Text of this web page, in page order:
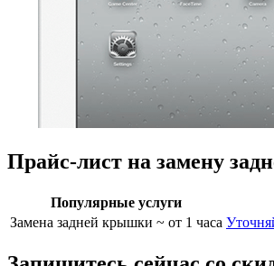
Прайс-лист на замену
Популярные услуги
Замена задней крышки ~ от 1 часа